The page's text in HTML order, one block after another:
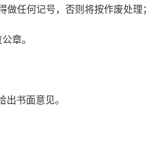
做任何记号，否则将按作废处理
章。
书面意见。